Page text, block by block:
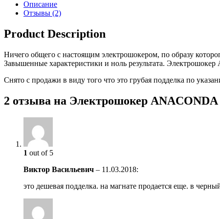
Описание
Отзывы (2)
Product Description
Ничего общего с настоящим электрошокером, по образу
Завышенные характеристики и ноль результата.
Снято с продажи в виду того что это грубая подделка по
2 отзыва на Электрошокер ANACONDA
1 out of 5
Виктор Васильевич – 11.03.2018:
это дешевая подделка. на магнате продается еще. в